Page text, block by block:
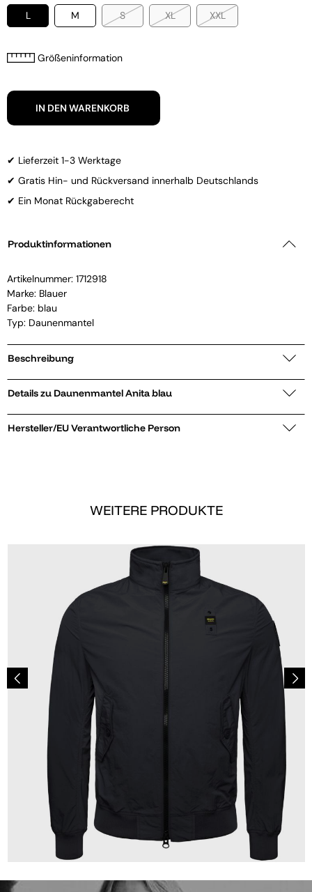
L M S XL XXL
Größeninformation
IN DEN WARENKORB
✔ Lieferzeit 1-3 Werktage
✔ Gratis Hin- und Rückversand innerhalb Deutschlands
✔ Ein Monat Rückgaberecht
Produktinformationen
Artikelnummer: 1712918
Marke: Blauer
Farbe: blau
Typ: Daunenmantel
Beschreibung
Details zu Daunenmantel Anita blau
Hersteller/EU Verantwortliche Person
WEITERE PRODUKTE
239,99 €